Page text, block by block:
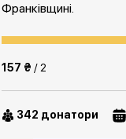
Франківщині.
157 ₴ / 2
342 донатори